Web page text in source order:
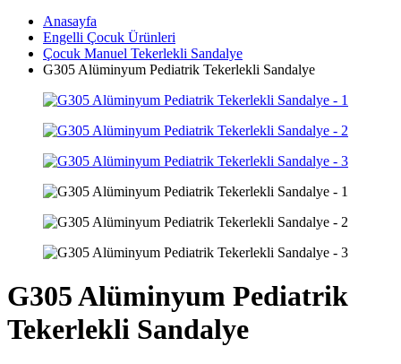
Anasayfa
Engelli Çocuk Ürünleri
Çocuk Manuel Tekerlekli Sandalye
G305 Alüminyum Pediatrik Tekerlekli Sandalye
G305 Alüminyum Pediatrik
Tekerlekli Sandalye